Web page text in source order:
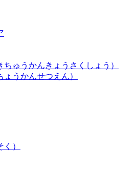
ゅうかんきょうさくしょう）
うかんせつえん）
）